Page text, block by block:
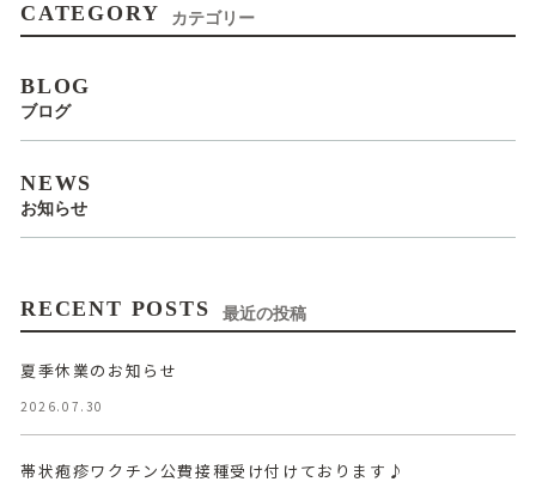
CATEGORY カテゴリー
BLOG
ブログ
NEWS
お知らせ
RECENT POSTS 最近の投稿
夏季休業のお知らせ
2026.07.30
帯状疱疹ワクチン公費接種受け付けております♪